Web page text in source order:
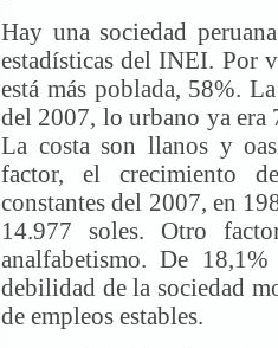
Hay una sociedad
estadísticas del INEI. Por
está más poblada, 58%.
del 2007, lo urbano ya era
La costa son llanos y
factor, el crecimiento
constantes del 2007, en
14.977 soles. Otro
analfabetismo. De
debilidad de la sociedad
de empleos estables.